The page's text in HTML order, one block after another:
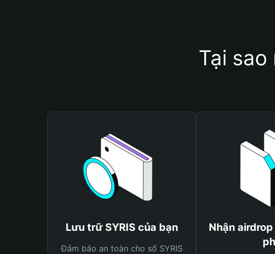
Tại sao
Lưu trữ SYRIS của bạn
Đảm bảo an toàn cho số SYRIS
Nhận airdrop